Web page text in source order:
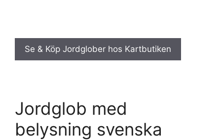
Se & Köp Jordglober hos Kartbutiken
Jordglob med
belysning svenska